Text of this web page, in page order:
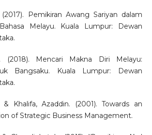
Pemikiran Awang Sariyan dalam
Melayu. Kuala Lumpur: Dewan
(2018). Mencari Makna Diri Melayu:
Bangsaku. Kuala Lumpur: Dewan
& Khalifa, Azaddin. (2001). Towards an
of Strategic Business Management.